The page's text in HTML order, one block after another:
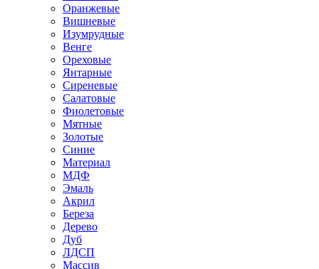
Оранжевые
Вишневые
Изумрудные
Венге
Ореховые
Янтарные
Сиреневые
Салатовые
Фиолетовые
Мятные
Золотые
Синие
Материал
МДФ
Эмаль
Акрил
Береза
Дерево
Дуб
ЛДСП
Массив